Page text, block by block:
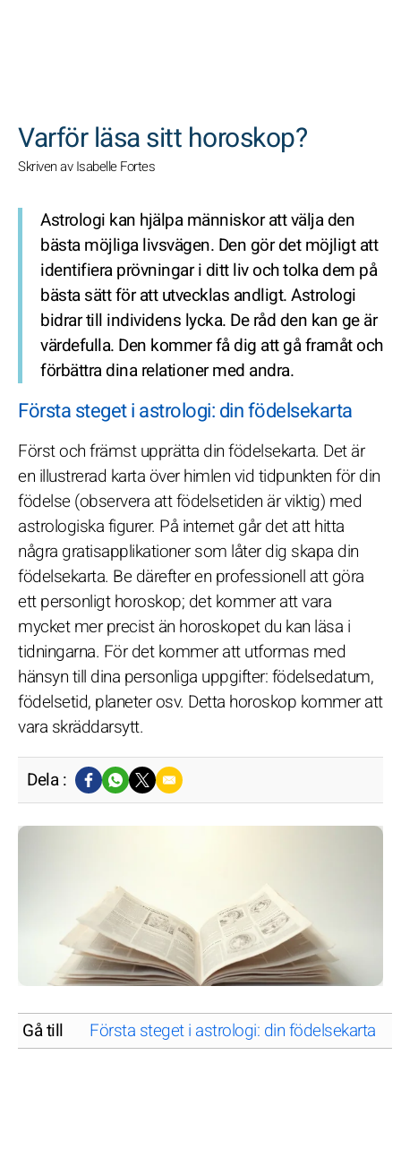
Varför läsa sitt horoskop?
Skriven av Isabelle Fortes
Astrologi kan hjälpa människor att välja den
bästa möjliga livsvägen. Den gör det möjligt att
identifiera prövningar i ditt liv och tolka dem på
bästa sätt för att utvecklas andligt. Astrologi
bidrar till individens lycka. De råd den kan ge är
värdefulla. Den kommer få dig att gå framåt och
förbättra dina relationer med andra.
Första steget i astrologi: din födelsekarta
Först och främst upprätta din födelsekarta. Det är
en illustrerad karta över himlen vid tidpunkten för din
födelse (observera att födelsetiden är viktig) med
astrologiska figurer. På internet går det att hitta
några gratisapplikationer som låter dig skapa din
födelsekarta. Be därefter en professionell att göra
ett personligt horoskop; det kommer att vara
mycket mer precist än horoskopet du kan läsa i
tidningarna. För det kommer att utformas med
hänsyn till dina personliga uppgifter: födelsedatum,
födelsetid, planeter osv. Detta horoskop kommer att
vara skräddarsytt.
Dela :
Gå till Första steget i astrologi: din födelsekarta